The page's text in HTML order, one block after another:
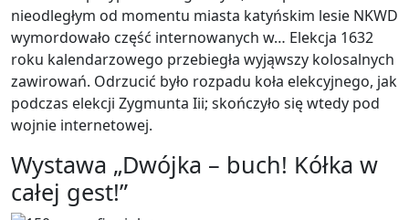
nieodległym od momentu miasta katyńskim lesie NKWD
wymordowało część internowanych w… Elekcja 1632
roku kalendarzowego przebiegła wyjąwszy kolosalnych
zawirowań. Odrzucić było rozpadu koła elekcyjnego, jak
podczas elekcji Zygmunta Iii; skończyło się wtedy pod
wojnie internetowej.
Wystawa „Dwójka – buch! Kółka w
całej gest!”